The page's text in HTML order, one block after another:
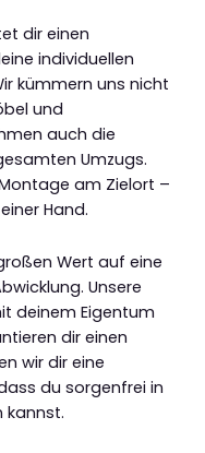
dir einen
individuellen
kümmern uns nicht
und
auch die
Umzugs.
am Zielort –
Hand.
Wert auf eine
Unsere
deinem Eigentum
dir einen
wir dir eine
du sorgenfrei in
kannst.